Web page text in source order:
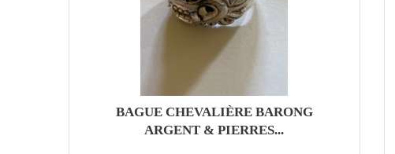
BAGUE CHEVALIÈRE BARONG
ARGENT & PIERRES...